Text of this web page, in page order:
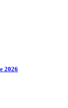
2026